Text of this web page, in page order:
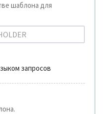
шаблона для
запросов